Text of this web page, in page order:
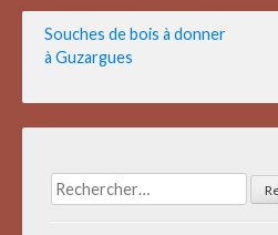
Navigation
de
l’article
Souches de bois à donner
à Guzargues
Rechercher :